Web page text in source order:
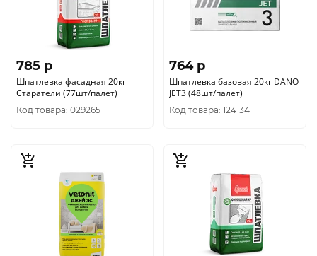
785 p
Шпатлевка фасадная 20кг
Старатели (77шт/палет)
Код товара: 029265
764 p
Шпатлевка базовая 20кг DANO
JET3 (48шт/палет)
Код товара: 124134